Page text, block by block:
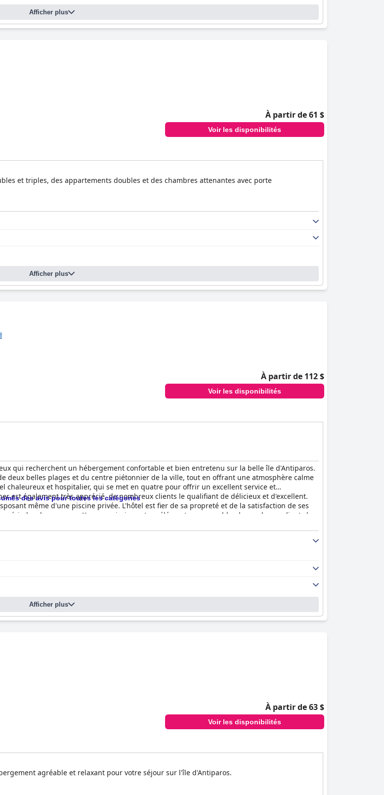
Afficher plus
À partir de 61 $
Voir les disponibilités
et triples, des appartements doubles et des chambres attenantes avec porte
Afficher plus
À partir de 112 $
Voir les disponibilités
qui recherchent un hébergement confortable et bien entretenu sur la belle île d'Antiparos.
deux belles plages et du centre piétonnier de la ville, tout en offrant une atmosphère calme
chaleureux et hospitalier, qui se met en quatre pour offrir un excellent service et
est également très apprécié, de nombreux clients le qualifiant de délicieux et d'excellent.
même d'une piscine privée. L'hôtel est fier de sa propreté et de la satisfaction de ses
de vacances. L'espace piscine est un élément remarquable, de nombreux clients le
l'ensemble, le
ce qui en fait le choix idéal pour un séjour confortable et agréable sur cette île
des avis pour toutes les catégories
Afficher plus
À partir de 63 $
Voir les disponibilités
agréable et relaxant pour votre séjour sur l'île d'Antiparos.